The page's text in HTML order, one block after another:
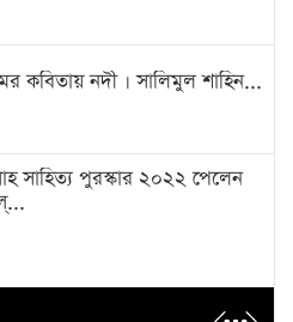
কবিতায় নদী । সালিমুল শাহিন...
সাহিত্য পুরস্কার ২০২২ পেলেন